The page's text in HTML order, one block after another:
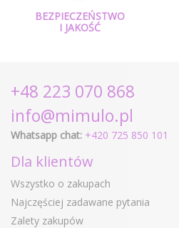
BEZPIECZEŃSTWO
I JAKOŚĆ
+48 223 070 868
info@mimulo.pl
Whatsapp chat: +420 725 850 101
Dla klientów
Wszystko o zakupach
Najczęściej zadawane pytania
Zalety zakupów